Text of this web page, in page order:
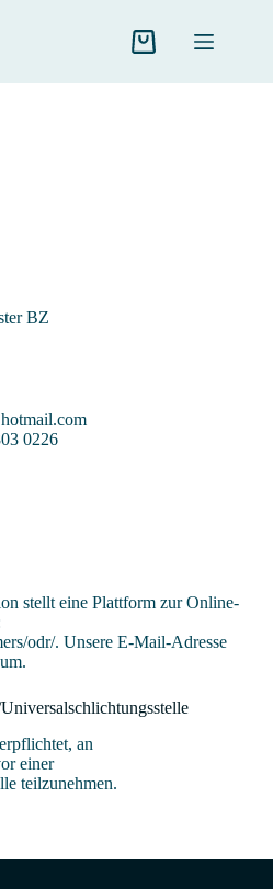
BZ
0226
stellt eine Plattform zur Online-
odr/. Unsere E-Mail-Adresse
an
einer
teilzunehmen.